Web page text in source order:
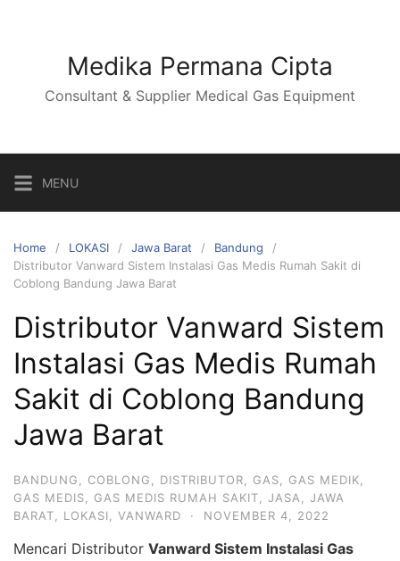
Medika Permana Cipta
Consultant & Supplier Medical Gas Equipment
MENU
Home LOKASI Jawa Barat
Bandung
Distributor Vanward Sistem Instalasi Gas Medis Rumah Sakit di
Coblong Bandung Jawa Barat
Distributor Vanward Sistem
Instalasi Gas Medis Rumah
Sakit di Coblong Bandung
Jawa Barat
BANDUNG COBLONG DISTRIBUTOR GAS GAS MEDIK
GAS MEDIS
GAS MEDIS RUMAH SAKIT JASA
JAWA
BARAT
LOKASI VANWARD · NOVEMBER 4, 2022
Mencari Distributor Vanward Sistem Instalasi Gas